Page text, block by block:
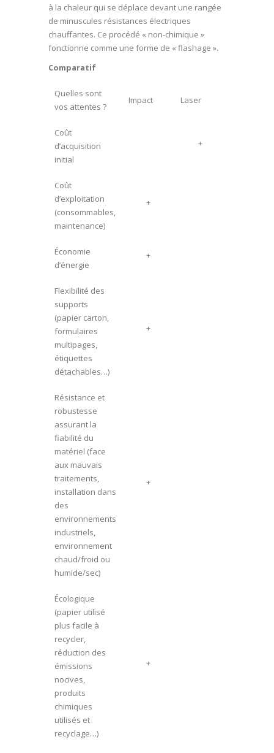
à la chaleur qui se déplace devant une rangée
de minuscules résistances électriques
chauffantes. Ce procédé « non-chimique »
fonctionne comme une forme de « flashage ».
Comparatif
Quelles sont
vos attentes ?
Impact Laser
Coût
d’acquisition
initial
+
Coût
d’exploitation
(consommables,
maintenance)
+
Économie
d’énergie
+
Flexibilité des
supports
(papier carton,
formulaires
multipages,
étiquettes
détachables…)
+
Résistance et
robustesse
assurant la
fiabilité du
matériel (face
aux mauvais
traitements,
installation dans
des
environnements
industriels,
environnement
chaud/froid ou
humide/sec)
+
Écologique
(papier utilisé
plus facile à
recycler,
réduction des
émissions
nocives,
produits
chimiques
utilisés et
recyclage…)
+